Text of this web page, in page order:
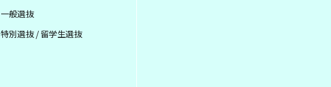
一般選抜
特別選抜 / 留学生選抜